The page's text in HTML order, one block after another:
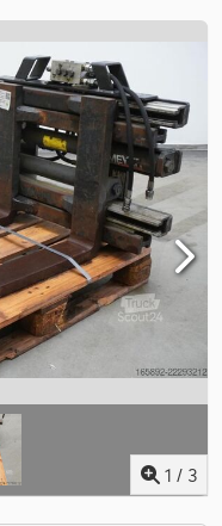
1 / 3